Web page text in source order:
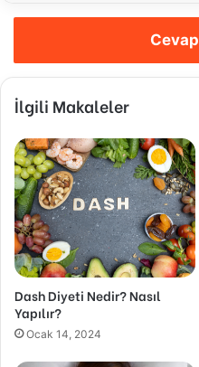
İlgili Makaleler
Dash Diyeti Nedir? Nasıl
Yapılır?
Ocak 14, 2024